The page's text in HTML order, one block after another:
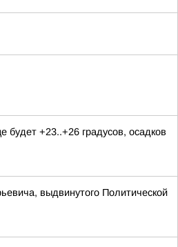
+23..+26 градусов, осадков
выдвинутого Политической